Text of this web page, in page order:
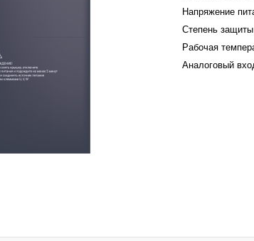
Напряжение
Степень
Рабочая
Аналоговый